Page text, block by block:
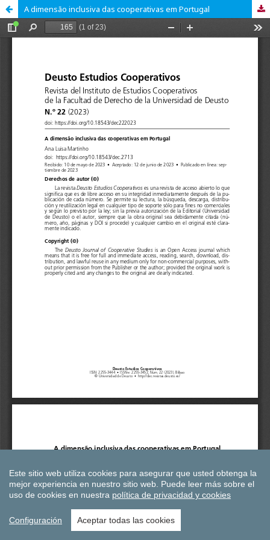
A dimensão inclusiva das cooperativas em Portugal
Este sitio web utiliza cookies para asegurar que usted obtenga la
mejor experiencia en nuestro sitio web. Puede leer más sobre el
uso de cookies en nuestra política de privacidad y cookies
Configuración Aceptar todas las cookies